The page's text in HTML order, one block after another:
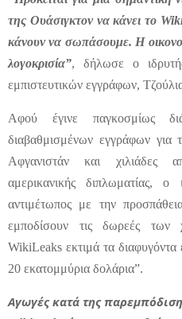
της Ουάσιγκτον να κάνει το
κάνουν να σωπάσουμε. Η
λογοκρισία”, δήλωσε ο
εμπιστευτικών εγγράφων,
Αφού έγινε παγκοσμίως
διαβαθμισμένων εγγράφων για
Αφγανιστάν και χιλιάδες
αμερικανικής διπλωματίας,
αντιμέτωπος με την
εμποδίσουν τις δωρεές των
WikiLeaks εκτιμά τα
20 εκατομμύρια δολάρια”.
Αγωγές κατά της